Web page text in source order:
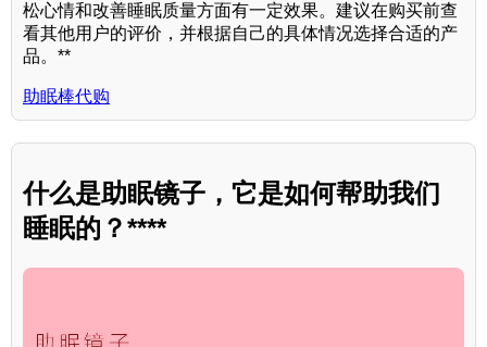
松心情和改善睡眠质量方面有一定效果。建议在购买前查
看其他用户的评价，并根据自己的具体情况选择合适的产
品。**
助眠棒代购
什么是助眠镜子，它是如何帮助我们
睡眠的？****